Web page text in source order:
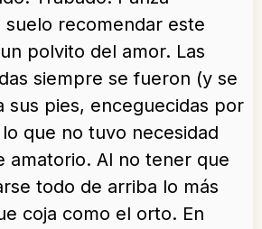
recomendar este
polvito del amor. Las
siempre se fueron (y se
sus pies, enceguecidas por
que no tuvo necesidad
amatorio. Al no tener que
todo de arriba lo más
coja como el orto. En